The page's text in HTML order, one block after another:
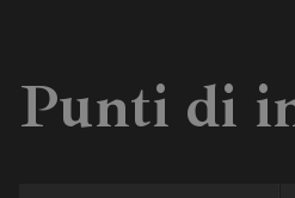
Punti di